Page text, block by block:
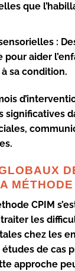
que
:
pour aider
sa condition.
significatives
MÉTHODE
CPIM
les
chez les
de cas
approche